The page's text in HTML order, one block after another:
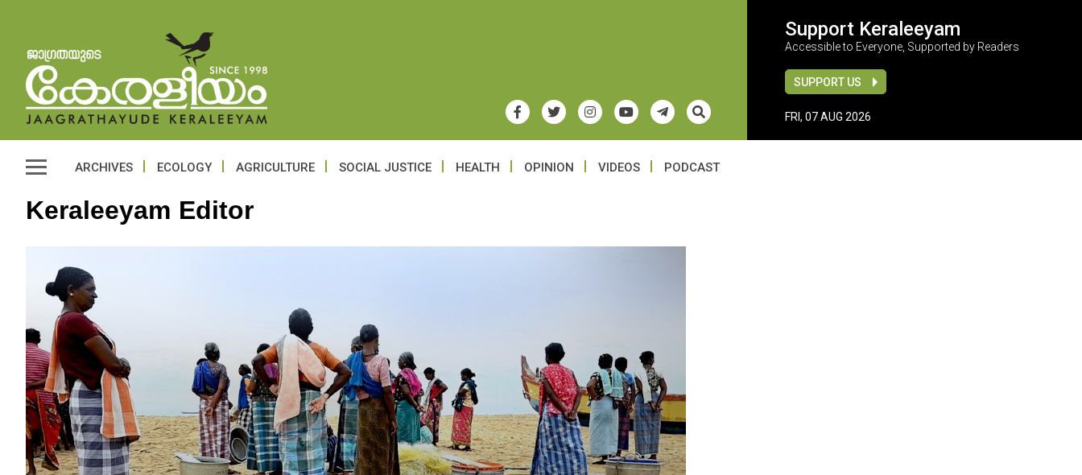
Support Keraleeyam
Accessible to Everyone, Supported by Readers
SUPPORT US
FRI, 07 AUG 2026
ARCHIVES ECOLOGY AGRICULTURE SOCIAL JUSTICE HEALTH OPINION VIDEOS PODCAST
Keraleeyam Editor